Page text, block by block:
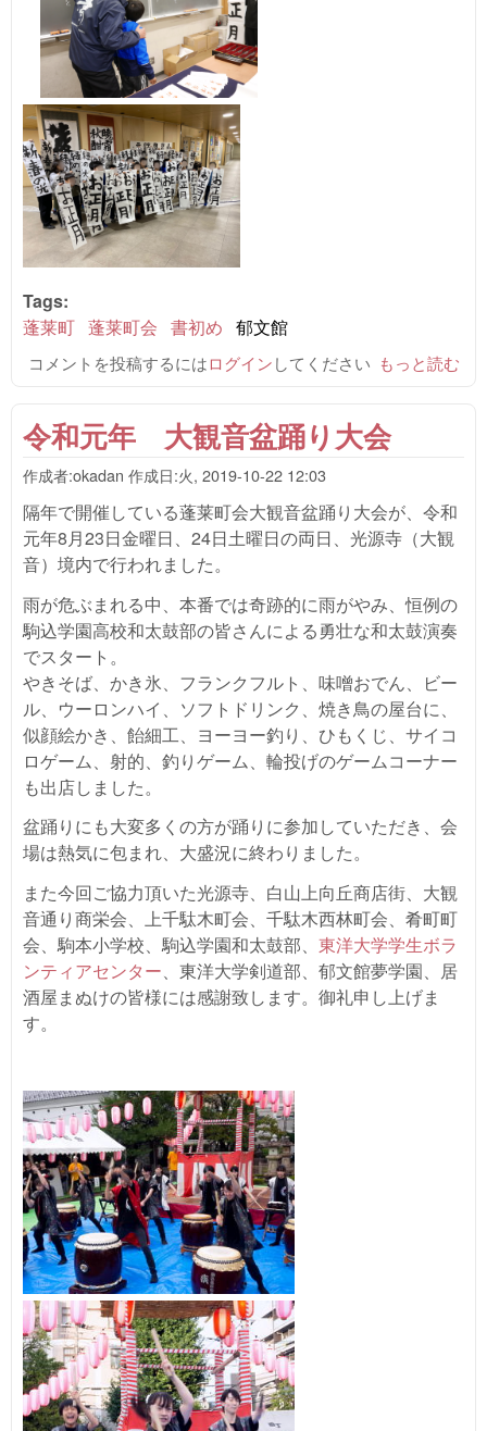
Tags:
蓬莱町 蓬莱町会 書初め 郁文館
令和元年 書
もっと読む
コメントを投稿するにはログインしてください
令和元年 大観音盆踊り大会
作成者:okadan 作成日:火, 2019-10-22 12:03
隔年で開催している蓬莱町会大観音盆踊り大会が、令和
元年8月23日金曜日、24日土曜日の両日、光源寺（大観
音）境内で行われました。
雨が危ぶまれる中、本番では奇跡的に雨がやみ、恒例の
駒込学園高校和太鼓部の皆さんによる勇壮な和太鼓演奏
でスタート。
やきそば、かき氷、フランクフルト、味噌おでん、ビー
ル、ウーロンハイ、ソフトドリンク、焼き鳥の屋台に、
似顔絵かき、飴細工、ヨーヨー釣り、ひもくじ、サイコ
ロゲーム、射的、釣りゲーム、輪投げのゲームコーナー
も出店しました。
盆踊りにも大変多くの方が踊りに参加していただき、会
場は熱気に包まれ、大盛況に終わりました。
また今回ご協力頂いた光源寺、白山上向丘商店街、大観
音通り商栄会、上千駄木町会、千駄木西林町会、肴町町
会、駒本小学校、駒込学園和太鼓部、 東洋大学学生ボラ
ンティアセンター、東洋大学剣道部、郁文館夢学園、居
酒屋まぬけの皆様には感謝致します。御礼申し上げま
す。